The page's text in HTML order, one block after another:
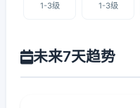
1-3级 1-3级
未来7天趋势